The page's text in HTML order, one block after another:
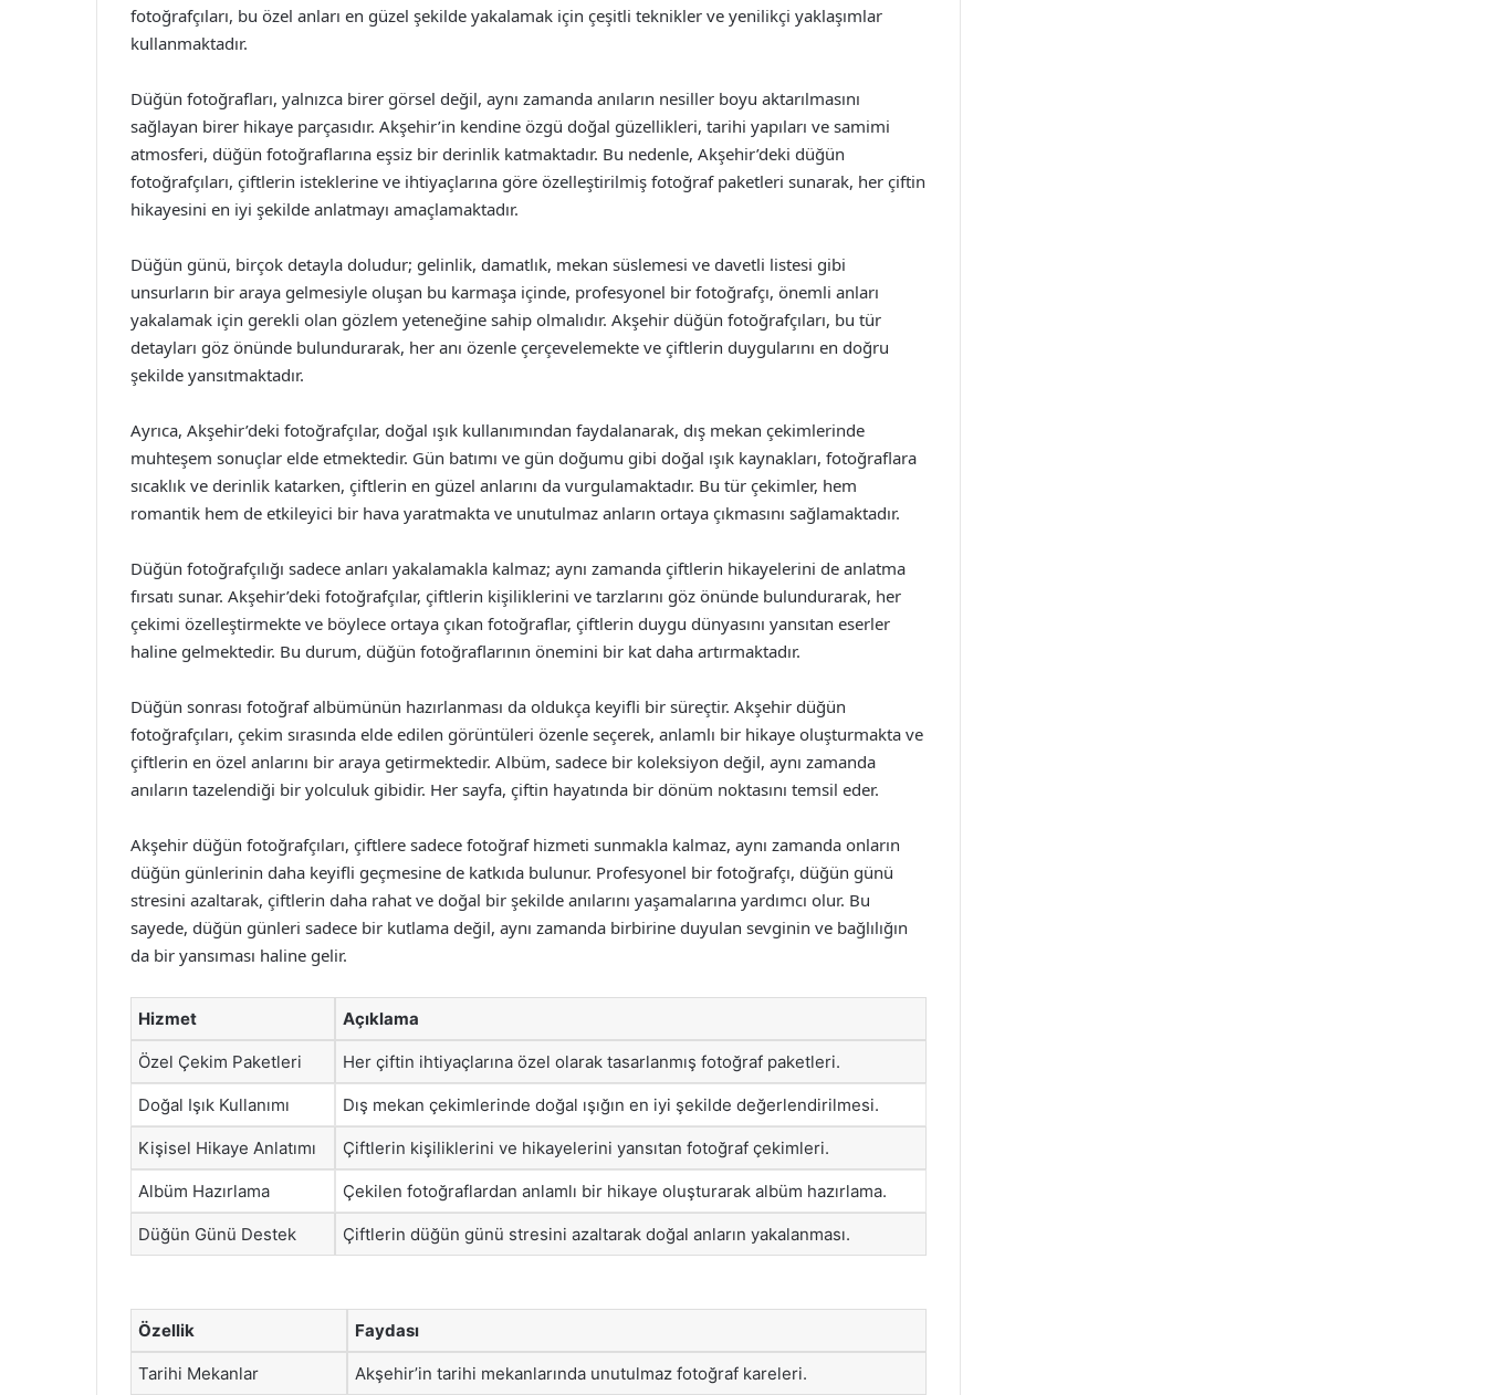
fotoğrafçıları, bu özel anları en güzel şekilde yakalamak için çeşitli teknikler ve yenilikçi yaklaşımlar
kullanmaktadır.
Düğün fotoğrafları, yalnızca birer görsel değil, aynı zamanda anıların nesiller boyu aktarılmasını
sağlayan birer hikaye parçasıdır. Akşehir’in kendine özgü doğal güzellikleri, tarihi yapıları ve samimi
atmosferi, düğün fotoğraflarına eşsiz bir derinlik katmaktadır. Bu nedenle, Akşehir’deki düğün
fotoğrafçıları, çiftlerin isteklerine ve ihtiyaçlarına göre özelleştirilmiş fotoğraf paketleri sunarak, her çiftin
hikayesini en iyi şekilde anlatmayı amaçlamaktadır.
Düğün günü, birçok detayla doludur; gelinlik, damatlık, mekan süslemesi ve davetli listesi gibi
unsurların bir araya gelmesiyle oluşan bu karmaşa içinde, profesyonel bir fotoğrafçı, önemli anları
yakalamak için gerekli olan gözlem yeteneğine sahip olmalıdır. Akşehir düğün fotoğrafçıları, bu tür
detayları göz önünde bulundurarak, her anı özenle çerçevelemekte ve çiftlerin duygularını en doğru
şekilde yansıtmaktadır.
Ayrıca, Akşehir’deki fotoğrafçılar, doğal ışık kullanımından faydalanarak, dış mekan çekimlerinde
muhteşem sonuçlar elde etmektedir. Gün batımı ve gün doğumu gibi doğal ışık kaynakları, fotoğraflara
sıcaklık ve derinlik katarken, çiftlerin en güzel anlarını da vurgulamaktadır. Bu tür çekimler, hem
romantik hem de etkileyici bir hava yaratmakta ve unutulmaz anların ortaya çıkmasını sağlamaktadır.
Düğün fotoğrafçılığı sadece anları yakalamakla kalmaz; aynı zamanda çiftlerin hikayelerini de anlatma
fırsatı sunar. Akşehir’deki fotoğrafçılar, çiftlerin kişiliklerini ve tarzlarını göz önünde bulundurarak, her
çekimi özelleştirmekte ve böylece ortaya çıkan fotoğraflar, çiftlerin duygu dünyasını yansıtan eserler
haline gelmektedir. Bu durum, düğün fotoğraflarının önemini bir kat daha artırmaktadır.
Düğün sonrası fotoğraf albümünün hazırlanması da oldukça keyifli bir süreçtir. Akşehir düğün
fotoğrafçıları, çekim sırasında elde edilen görüntüleri özenle seçerek, anlamlı bir hikaye oluşturmakta ve
çiftlerin en özel anlarını bir araya getirmektedir. Albüm, sadece bir koleksiyon değil, aynı zamanda
anıların tazelendiği bir yolculuk gibidir. Her sayfa, çiftin hayatında bir dönüm noktasını temsil eder.
Akşehir düğün fotoğrafçıları, çiftlere sadece fotoğraf hizmeti sunmakla kalmaz, aynı zamanda onların
düğün günlerinin daha keyifli geçmesine de katkıda bulunur. Profesyonel bir fotoğrafçı, düğün günü
stresini azaltarak, çiftlerin daha rahat ve doğal bir şekilde anılarını yaşamalarına yardımcı olur. Bu
sayede, düğün günleri sadece bir kutlama değil, aynı zamanda birbirine duyulan sevginin ve bağlılığın
da bir yansıması haline gelir.
Hizmet Açıklama
Özel Çekim Paketleri Her çiftin ihtiyaçlarına özel olarak tasarlanmış fotoğraf paketleri.
Doğal Işık Kullanımı Dış mekan çekimlerinde doğal ışığın en iyi şekilde değerlendirilmesi.
Kişisel Hikaye Anlatımı Çiftlerin kişiliklerini ve hikayelerini yansıtan fotoğraf çekimleri.
Albüm Hazırlama Çekilen fotoğraflardan anlamlı bir hikaye oluşturarak albüm hazırlama.
Düğün Günü Destek Çiftlerin düğün günü stresini azaltarak doğal anların yakalanması.
Özellik Faydası
Tarihi Mekanlar Akşehir’in tarihi mekanlarında unutulmaz fotoğraf kareleri.